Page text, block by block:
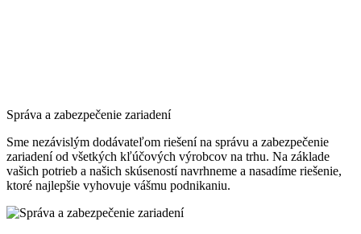
Správa a zabezpečenie zariadení
Sme nezávislým dodávateľom riešení na správu a zabezpečenie
zariadení od všetkých kľúčových výrobcov na trhu. Na základe
vašich potrieb a našich skúseností navrhneme a nasadíme riešenie,
ktoré najlepšie vyhovuje vášmu podnikaniu.